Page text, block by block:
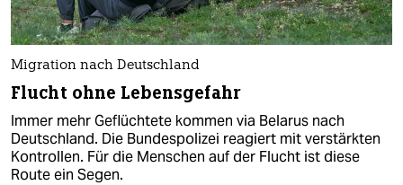
Migration nach Deutschland
Flucht ohne Lebensgefahr
Immer mehr Geflüchtete kommen via Belarus nach
Deutschland. Die Bundespolizei reagiert mit verstärkten
Kontrollen. Für die Menschen auf der Flucht ist diese
Route ein Segen.